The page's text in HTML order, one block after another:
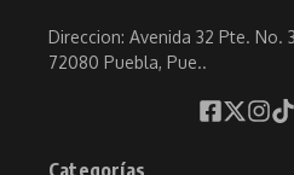
Direccion: Avenida 32 Pte. No.
72080 Puebla, Pue..